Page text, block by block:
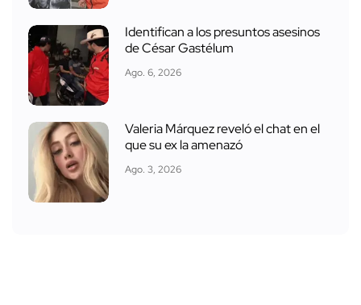
Identifican a los presuntos asesinos
de César Gastélum
Ago. 6, 2026
Valeria Márquez reveló el chat en el
que su ex la amenazó
Ago. 3, 2026